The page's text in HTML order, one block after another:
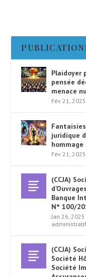
Plaidoyer
pensée
menace
Fév 21, 2025
juridique
hommage
Fév 21, 2025
(CCJA)
Banque
N° 100/
Jan 26, 2025
administratif
(CCJA)
Société
Société